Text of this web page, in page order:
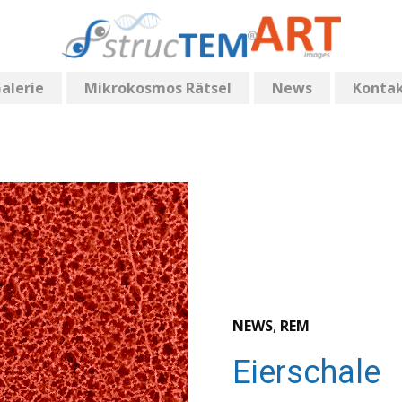
Mikrokosmos Rätsel News
NEWS, REM
Eierschale